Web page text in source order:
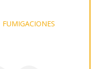
FUMIGACIONES